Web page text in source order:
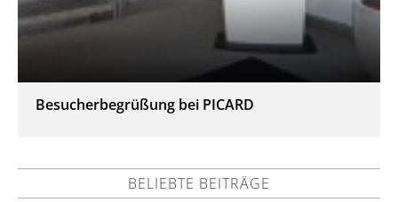
Besucherbegrüßung bei PICARD
BELIEBTE BEITRÄGE